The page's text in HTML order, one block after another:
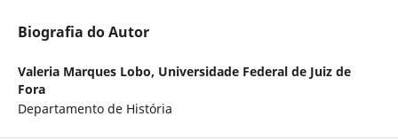
Biografia do Autor
Valeria Marques Lobo, Universidade Federal de Juiz de
Fora
Departamento de História